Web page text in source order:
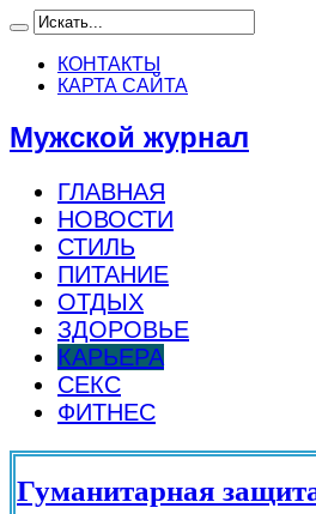
КОНТАКТЫ
КАРТА САЙТА
Мужской журнал
ГЛАВНАЯ
НОВОСТИ
СТИЛЬ
ПИТАНИЕ
ОТДЫХ
ЗДОРОВЬЕ
КАРЬЕРА
СЕКС
ФИТНЕС
защита.